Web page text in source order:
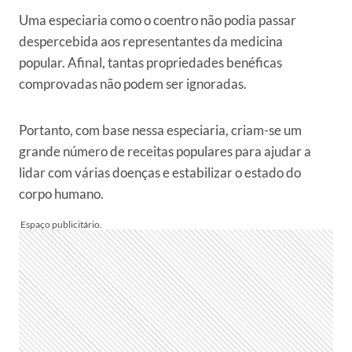
Uma especiaria como o coentro não podia passar
despercebida aos representantes da medicina
popular. Afinal, tantas propriedades benéficas
comprovadas não podem ser ignoradas.
Portanto, com base nessa especiaria, criam-se um
grande número de receitas populares para ajudar a
lidar com várias doenças e estabilizar o estado do
corpo humano.